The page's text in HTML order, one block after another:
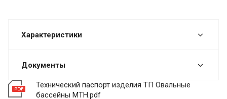
Характеристики
Документы
Технический паспорт изделия ТП Овальные
бассейны MTH.pdf